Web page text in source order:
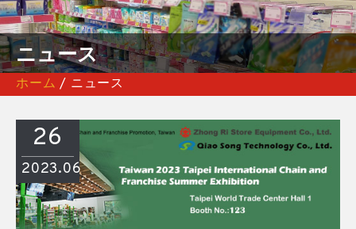
ニュース
ホーム / ニュース
26
2023.06